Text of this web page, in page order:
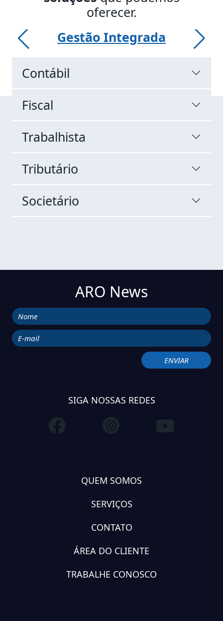
oferecer.
Gestão Integrada
Contábil
Fiscal
Trabalhista
Tributário
Societário
ARO News
SIGA NOSSAS REDES
QUEM SOMOS
SERVIÇOS
CONTATO
ÁREA DO CLIENTE
TRABALHE CONOSCO